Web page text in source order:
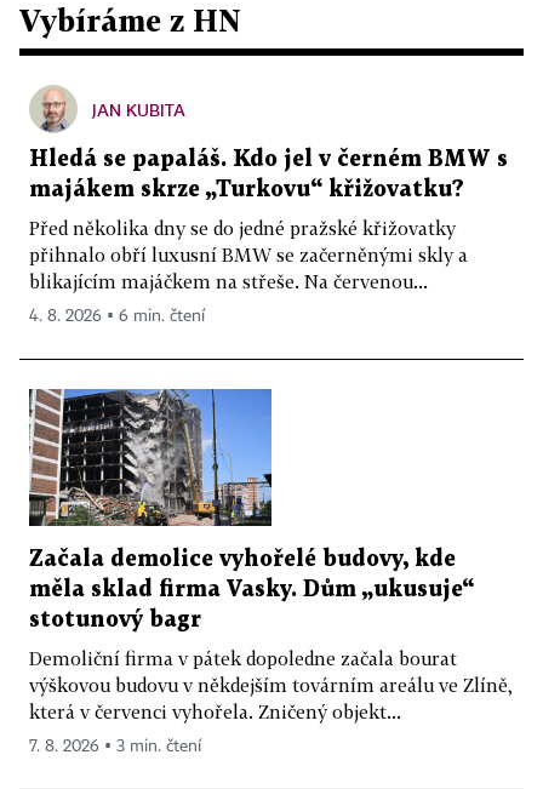
Vybíráme z HN
JAN KUBITA
Hledá se papaláš. Kdo jel v černém BMW s
majákem skrze „Turkovu“ křižovatku?
Před několika dny se do jedné pražské křižovatky
přihnalo obří luxusní BMW se začerněnými skly a
blikajícím majáčkem na střeše. Na červenou...
4. 8. 2026 ▪ 6 min. čtení
Začala demolice vyhořelé budovy, kde
měla sklad firma Vasky. Dům „ukusuje“
stotunový bagr
Demoliční firma v pátek dopoledne začala bourat
výškovou budovu v někdejším továrním areálu ve Zlíně,
která v červenci vyhořela. Zničený objekt...
7. 8. 2026 ▪ 3 min. čtení